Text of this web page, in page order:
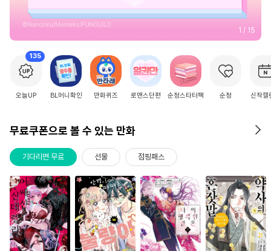
2 / 15
135
오늘UP BL머니확인 만화퀴즈 로맨스단편 순정스타터팩 순정 신작캘
무료쿠폰으로 볼 수 있는 만화
기다리면 무료 선물 점핑패스